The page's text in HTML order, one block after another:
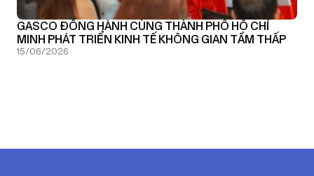
GASCO ĐỒNG HÀNH CÙNG THÀNH PHỐ HỒ CHÍ
MINH PHÁT TRIỂN KINH TẾ KHÔNG GIAN TẦM THẤP
15/06/2026